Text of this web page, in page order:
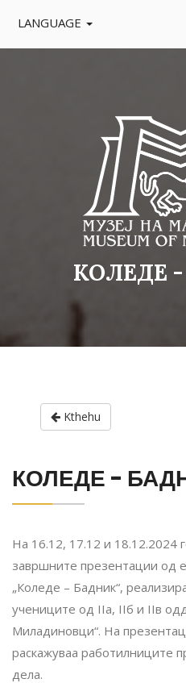
Kthehu
LANGUAGE
КОЛЕДЕ
КОЛЕДЕ -
На 16.12, 17.12 и 18.12.2024
завршните презентации од
„Коледе – Бадник“,
учениците од IIа, IIб и IIв
Миладиновци“. На
раскажуваа работилниците
дела.